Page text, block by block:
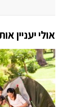
אולי יעניין